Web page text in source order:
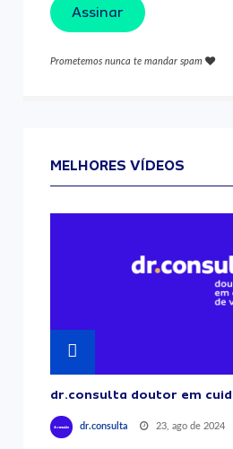
Assinar
Prometemos nunca te mandar spam
MELHORES VÍDEOS
dr.consulta doutor em
dr.consulta 23, ago de 2024